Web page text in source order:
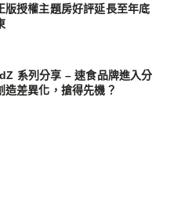
版授權主題房好評延長至年底
系列分享 – 速食品牌進入分
造差異化，搶得先機？